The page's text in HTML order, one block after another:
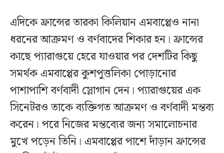
এদিকে ফ্রান্সের তারকা কিলিয়ান এমবাপ্পেও নানা
ধরনের আক্রমণ ও বর্ণবাদের শিকার হন। ফ্রান্সের
কাছে প্যারাগুয়ে হেরে যাওয়ার পর দেশটির কিছু
সমর্থক এমবাপ্পের কুশপুত্তলিকা পোড়ানোর
পাশাপাশি বর্ণবাদী স্লোগান দেন। প্যারাগুয়ের এক
সিনেটরও তাকে ব্যক্তিগত আক্রমণ ও বর্ণবাদী মন্তব্য
করেন। পরে নিজের মন্তব্যের জন্য সমালোচনার
মুখে পড়েন তিনি। এমবাপ্পের পাশে দাঁড়ান ফ্রান্সের